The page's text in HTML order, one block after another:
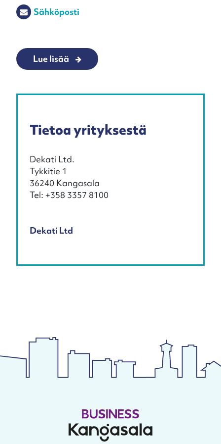
Sähköposti
Lue lisää
Tietoa yrityksestä
Dekati Ltd.
Tykkitie 1
36240 Kangasala
Tel: +358 3357 8100
Dekati Ltd